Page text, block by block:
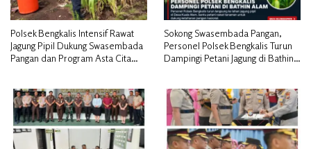
Polsek Bengkalis Intensif Rawat
Jagung Pipil Dukung Swasembada
Pangan dan Program Asta Cita
Sokong Swasembada Pangan,
Personel Polsek Bengkalis Turun
Dampingi Petani Jagung di Bathin